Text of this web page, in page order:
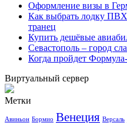
Оформление визы в
Как выбрать лодку
транец
Купить дешёвые
Севастополь – город
Когда пройдет
Виртуальный сервер
Метки
Авиньон Бормио Венеция Версаль